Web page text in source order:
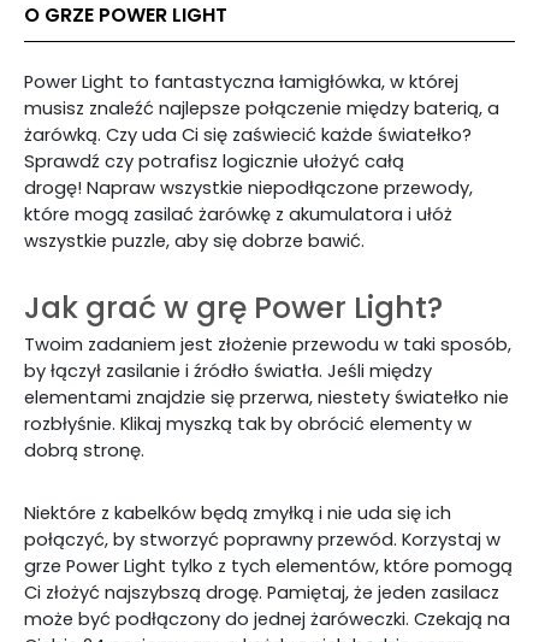
O GRZE POWER LIGHT
Power Light to fantastyczna łamigłówka, w której
musisz znaleźć najlepsze połączenie między baterią, a
żarówką. Czy uda Ci się zaświecić każde światełko?
Sprawdź czy potrafisz logicznie ułożyć całą
drogę! Napraw wszystkie niepodłączone przewody,
które mogą zasilać żarówkę z akumulatora i ułóż
wszystkie puzzle, aby się dobrze bawić.
Jak grać w grę Power Light?
Twoim zadaniem jest złożenie przewodu w taki sposób,
by łączył zasilanie i źródło światła. Jeśli między
elementami znajdzie się przerwa, niestety światełko nie
rozbłyśnie. Klikaj myszką tak by obrócić elementy w
dobrą stronę.
Niektóre z kabelków będą zmyłką i nie uda się ich
połączyć, by stworzyć poprawny przewód. Korzystaj w
grze Power Light tylko z tych elementów, które pomogą
Ci złożyć najszybszą drogę. Pamiętaj, że jeden zasilacz
może być podłączony do jednej żaróweczki. Czekają na